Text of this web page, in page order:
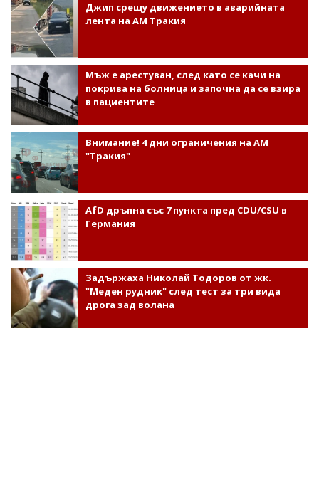
Джип срещу движението в аварийната
лента на АМ Тракия
Мъж е арестуван, след като се качи на
покрива на болница и започна да се взира
в пациентите
Внимание! 4 дни ограничения на АМ
"Тракия"
AfD дръпна със 7 пункта пред CDU/CSU в
Германия
Задържаха Николай Тодоров от жк.
"Меден рудник" след тест за три вида
дрога зад волана